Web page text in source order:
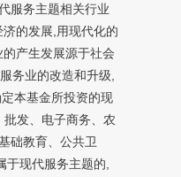
服务主题相关行业
的发展,用现代化的
产生发展源于社会
务业的改造和升级,
本基金所投资的现
发、电子商务、农
础教育、公共卫
现代服务主题的,